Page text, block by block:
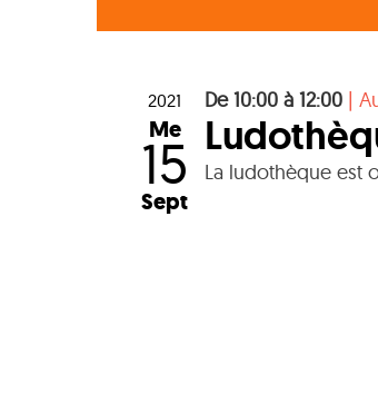
2021
Me
15
Sept
De 10:00 à 12:00 |
La ludothèque est